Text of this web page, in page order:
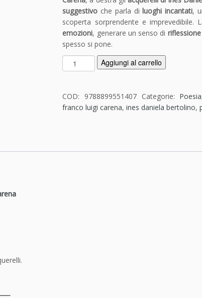
suggestivo che parla di luoghi incantati,
scoperta sorprendente e
emozioni, generare un senso di riflessione
spesso si pone.
R
i
o
n
Aggiungi al carrello
COD: 9788899551407 Categorie: Poesia
franco luigi carena,ines daniela bertolino,